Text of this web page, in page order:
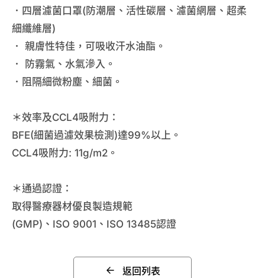
．四層濾菌口罩(防潮層、活性碳層、濾菌網層、超柔
細纖維層)
． 親膚性特佳，可吸收汗水油酯。
． 防霧氣、水氣滲入。
．阻隔細微粉塵、細菌。
＊效率及CCL4吸附力：
BFE(細菌過濾效果檢測)達99%以上。
CCL4吸附力: 11g/m2。
＊通過認證：
取得醫療器材優良製造規範
(GMP)、ISO 9001、ISO 13485認證
返回列表